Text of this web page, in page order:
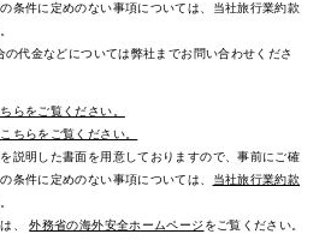
条件に定めのない事項については、当社旅行業約款
代金などについては弊社までお問い合わせくださ
らをご覧ください。
ちらをご覧ください。
説明した書面を用意しておりますので、事前にご確
条件に定めのない事項については、
当社旅行業約款
は、外務省の海外安全ホームページ をご覧ください。